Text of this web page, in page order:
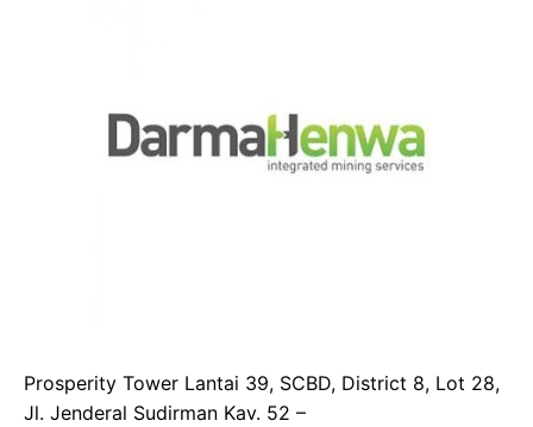
Prosperity Tower Lantai 39, SCBD, District 8, Lot 28,
Jl. Jenderal Sudirman Kav. 52 –